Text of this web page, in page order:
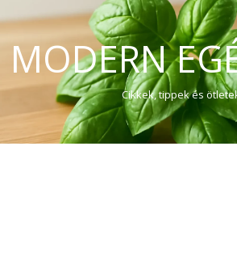
MODERN
Cikkek, tippek és